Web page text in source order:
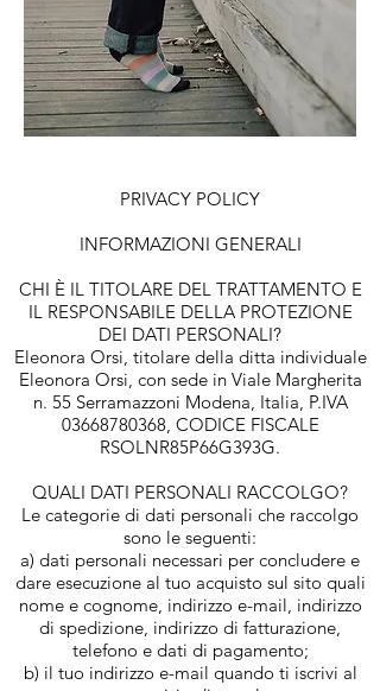
PRIVACY POLICY
INFORMAZIONI GENERALI
CHI È IL TITOLARE DEL TRATTAMENTO E
IL RESPONSABILE DELLA PROTEZIONE
DEI DATI PERSONALI?
Eleonora Orsi, titolare della ditta individuale
Eleonora Orsi, con sede in Viale Margherita
n. 55 Serramazzoni Modena, Italia, P.IVA
03668780368, CODICE FISCALE
RSOLNR85P66G393G.
QUALI DATI PERSONALI RACCOLGO?
Le categorie di dati personali che raccolgo
sono le seguenti:
a) dati personali necessari per concludere e
dare esecuzione al tuo acquisto sul sito quali
nome e cognome, indirizzo e-mail, indirizzo
di spedizione, indirizzo di fatturazione,
telefono e dati di pagamento;
b) il tuo indirizzo e-mail quando ti iscrivi al